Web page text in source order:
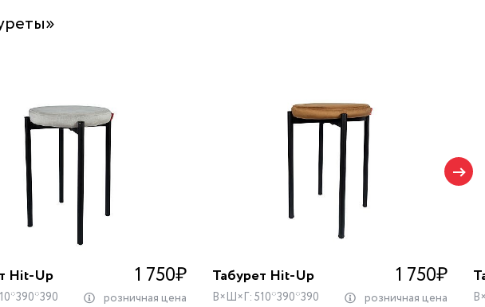
Hit-Up 1 750₽
розничная цена
Табурет Hit-Up 1 750₽
В×Ш×Г: 510*390*390 розничная цена